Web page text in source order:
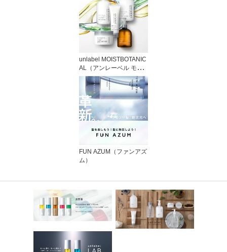
unlabel MOISTBOTANIC
AL（アンレーベル モイ
ストボタニカル）
FUN AZUM（ファンアズ
ム）